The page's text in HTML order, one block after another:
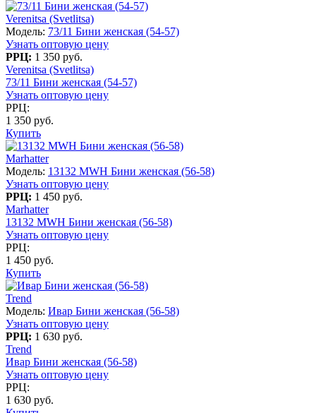
Verenitsa (Svetlitsa)
Модель: 73/11 Бини женская (54-57)
Узнать оптовую цену
РРЦ: 1 350 руб.
Verenitsa (Svetlitsa)
73/11 Бини женская (54-57)
Узнать оптовую цену
РРЦ:
1 350 руб.
Купить
Marhatter
Модель: 13132 MWH Бини женская (56-58)
Узнать оптовую цену
РРЦ: 1 450 руб.
Marhatter
13132 MWH Бини женская (56-58)
Узнать оптовую цену
РРЦ:
1 450 руб.
Купить
Trend
Модель: Ивар Бини женская (56-58)
Узнать оптовую цену
РРЦ: 1 630 руб.
Trend
Ивар Бини женская (56-58)
Узнать оптовую цену
РРЦ:
1 630 руб.